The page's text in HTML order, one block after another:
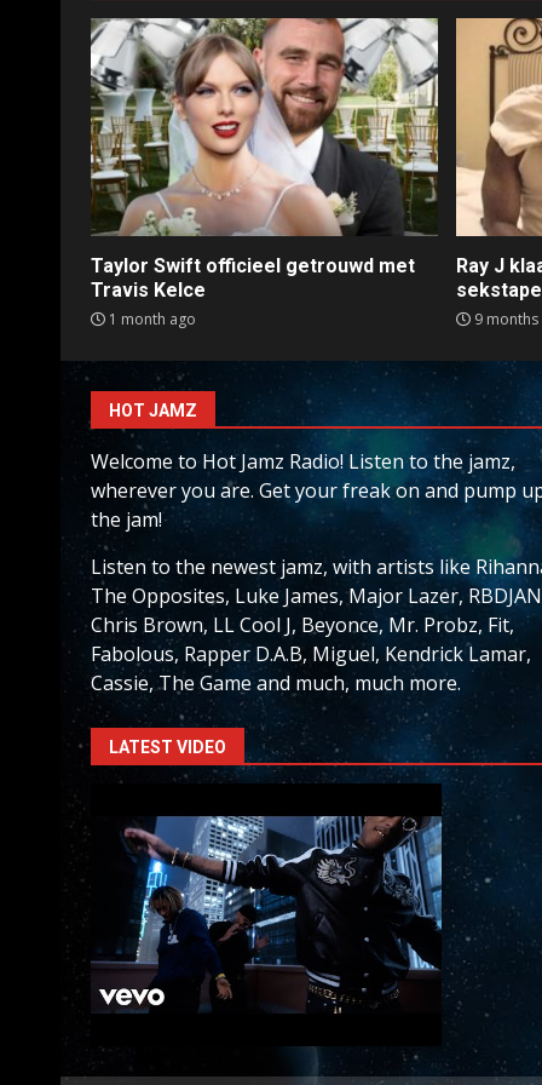
Taylor Swift officieel getrouwd met
Travis Kelce
1 month ago
Ray J
sekstape
9 months
HOT JAMZ
Welcome to Hot Jamz Radio! Listen to the jamz,
wherever you are. Get your freak on and pump
the jam!
Listen to the newest jamz, with artists like
The Opposites, Luke James, Major Lazer,
Chris Brown, LL Cool J, Beyonce, Mr. Probz, Fit,
Fabolous, Rapper D.A.B, Miguel, Kendrick Lamar,
Cassie, The Game and much, much more.
LATEST VIDEO